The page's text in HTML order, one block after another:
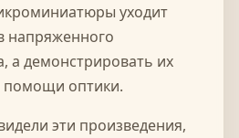
уходит
напряженного
а демонстрировать их
оптики.
эти произведения,